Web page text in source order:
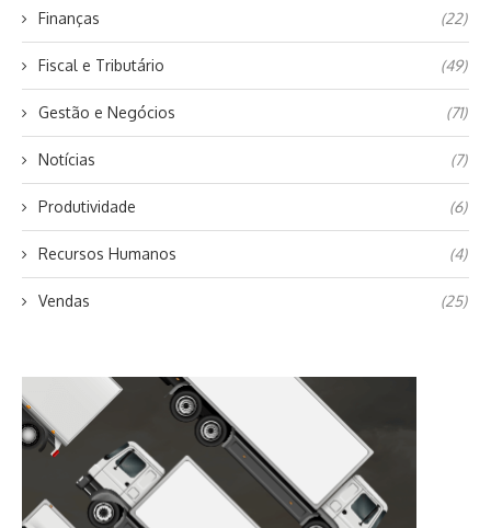
Finanças (22)
Fiscal e Tributário (49)
Gestão e Negócios (71)
Notícias (7)
Produtividade (6)
Recursos Humanos (4)
Vendas (25)